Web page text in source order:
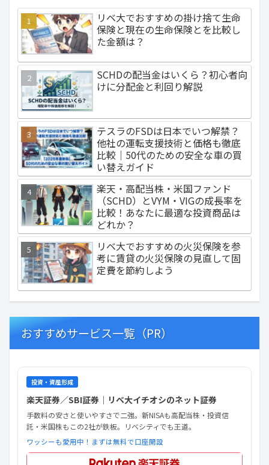
リベ大でおすすめの掛け捨て生命
保険と現在の生命保険とを比較し
た金額は？
SCHDの配当金はいくら？初心者向
けに分配金と利回り解説
テスラのFSDは日本でいつ解禁？
他社の運転支援技術と価格も徹底
比較｜50代のための安全な車の買
い替えガイド
楽天・高配当株・米国ファンド
（SCHD）とVYM・VIGの成長率を
比較！あなたに最適な投資商品は
どれか？
リベ大でおすすめの火災保険を参
考に賃貸の火災保険の見直して固
定費を節約しよう
おすすめサービス一覧（PR）
投資・資産形成
楽天証券／SBI証券｜リベ大イチオシのネット証券
手数料の安さと使いやすさで二強。新NISAも高配当株・投資信
託・米国株もこの2社が鉄板。リベシティでも王道。
ワッシーも愛用中！まずは無料で口座開設